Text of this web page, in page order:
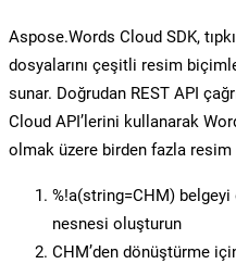
Aspose.Words Cloud SDK,
dosyalarını çeşitli resim
sunar. Doğrudan REST API
Cloud API’lerini kullanarak
olmak üzere birden fazla
%!a(string=CHM)
nesnesi oluşturun
CHM’den dönüştürme